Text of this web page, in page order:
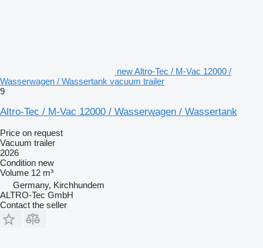
new Altro-Tec / M-Vac 12000 /
Wasserwagen / Wassertank vacuum trailer
9
Altro-Tec / M-Vac 12000 / Wasserwagen / Wassertank
Price on request
Vacuum trailer
2026
Condition new
Volume 12 m³
Germany, Kirchhundem
ALTRO-Tec GmbH
Contact the seller